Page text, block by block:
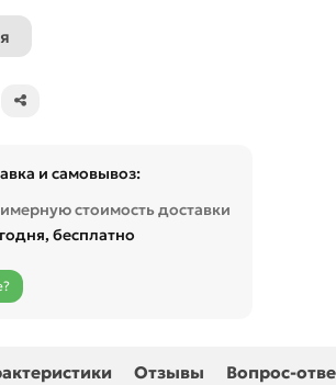
и самовывоз:
стоимость доставки
бесплатно
Отзывы Вопрос-